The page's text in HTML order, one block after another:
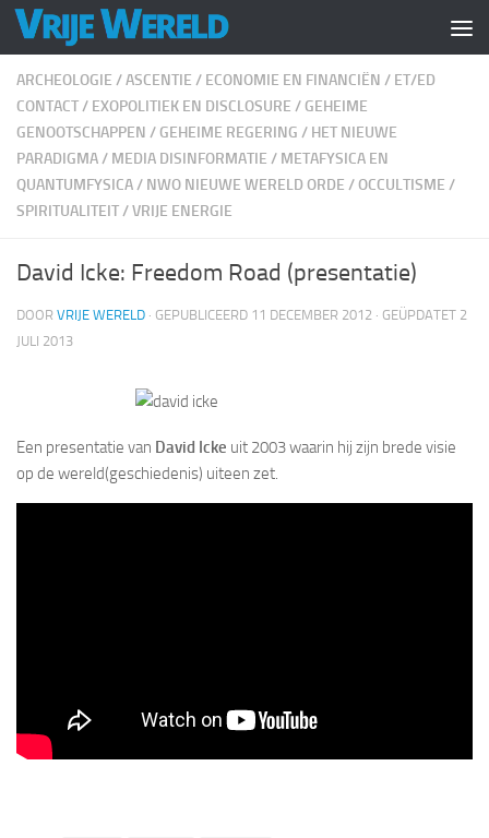
Doorgaan naar inhoud
ARCHEOLOGIE /ASCENTIE / ECONOMIE EN FINANCIËN / ET/ED
CONTACT/ EXOPOLITIEK EN DISCLOSURE / GEHEIME
GENOOTSCHAPPEN / GEHEIME REGERING / HET NIEUWE
PARADIGMA/ MEDIA DISINFORMATIE / METAFYSICA EN
QUANTUMFYSICA/ NWO NIEUWE WERELD ORDE /OCCULTISME /
SPIRITUALITEIT/VRIJE ENERGIE
David Icke: Freedom Road (presentatie)
DOOR VRIJE WERELD · GEPUBLICEERD 11 DECEMBER 2012 · GEÜPDATET 2
JULI 2013
Een presentatie van David Icke uit 2003 waarin hij zijn brede visie
op de wereld(geschiedenis) uiteen zet.